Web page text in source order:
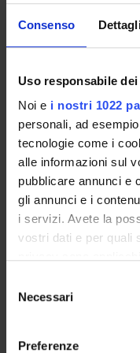
Consenso
Uso responsabile
Noi e i nostri 1022
personali, ad
tecnologie come i
alle informazioni sul
pubblicare annunci e
gli annunci e i
i servizi. Avete la
vostri dati e per quali
modificare o
momento dalla
delNecessari
Preferenze
STUDENT
RESEARCH
RESEARCH CENTRES
LIBRARIES
SPIN OFF AND
Contacts
People